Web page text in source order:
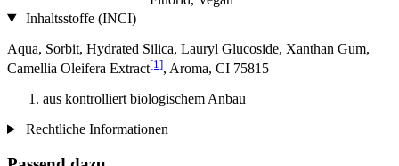
Inhaltsstoffe (INCI)
Aqua, Sorbit, Hydrated Silica, Lauryl Glucoside, Xanthan Gum,
Camellia Oleifera Extract[1], Aroma, CI 75815
aus kontrolliert biologischem Anbau
Rechtliche Informationen